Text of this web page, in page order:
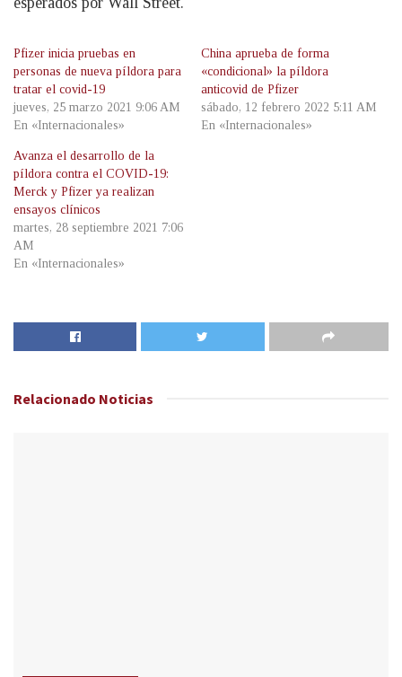
Pfizer inicia pruebas en
personas de nueva píldora para
tratar el covid-19
jueves, 25 marzo 2021 9:06 AM
En «Internacionales»
China aprueba de forma
«condicional» la píldora
anticovid de Pfizer
sábado, 12 febrero 2022 5:11 AM
En «Internacionales»
Avanza el desarrollo de la
píldora contra el COVID-19:
Merck y Pfizer ya realizan
ensayos clínicos
martes, 28 septiembre 2021 7:06
AM
En «Internacionales»
Relacionado Noticias